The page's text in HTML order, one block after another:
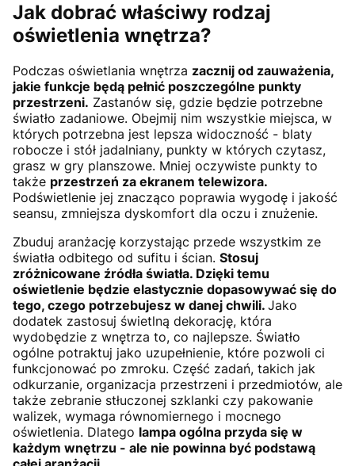
Jak dobrać właściwy rodzaj
oświetlenia wnętrza?
Podczas oświetlania wnętrza zacznij od zauważenia,
jakie funkcje będą pełnić poszczególne punkty
przestrzeni. Zastanów się, gdzie będzie potrzebne
światło zadaniowe. Obejmij nim wszystkie miejsca, w
których potrzebna jest lepsza widoczność - blaty
robocze i stół jadalniany, punkty w których czytasz,
grasz w gry planszowe. Mniej oczywiste punkty to
także przestrzeń za ekranem telewizora.
Podświetlenie jej znacząco poprawia wygodę i jakość
seansu, zmniejsza dyskomfort dla oczu i znużenie.
Zbuduj aranżację korzystając przede wszystkim ze
światła odbitego od sufitu i ścian. Stosuj
zróżnicowane źródła światła. Dzięki temu
oświetlenie będzie elastycznie dopasowywać się do
tego, czego potrzebujesz w danej chwili. Jako
dodatek zastosuj świetlną dekorację, która
wydobędzie z wnętrza to, co najlepsze. Światło
ogólne potraktuj jako uzupełnienie, które pozwoli ci
funkcjonować po zmroku. Część zadań, takich jak
odkurzanie, organizacja przestrzeni i przedmiotów, ale
także zebranie stłuczonej szklanki czy pakowanie
walizek, wymaga równomiernego i mocnego
oświetlenia. Dlatego lampa ogólna przyda się w
każdym wnętrzu - ale nie powinna być podstawą